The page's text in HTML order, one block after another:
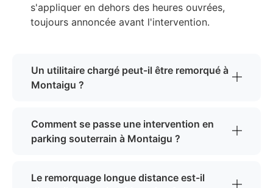
s'appliquer en dehors des heures ouvrées,
toujours annoncée avant l'intervention.
Un utilitaire chargé peut-il être remorqué à
Montaigu ?
Comment se passe une intervention en
parking souterrain à Montaigu ?
Le remorquage longue distance est-il